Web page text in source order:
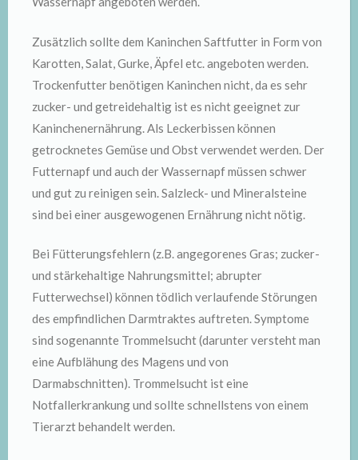
Zusätzlich sollte dem Kaninchen Saftfutter in Form von
Karotten, Salat, Gurke, Äpfel etc. angeboten werden.
Trockenfutter benötigen Kaninchen nicht, da es sehr
zucker- und getreidehaltig ist es nicht geeignet zur
Kaninchenernährung. Als Leckerbissen können
getrocknetes Gemüse und Obst verwendet werden. Der
Futternapf und auch der Wassernapf müssen schwer
und gut zu reinigen sein. Salzleck- und Mineralsteine
sind bei einer ausgewogenen Ernährung nicht nötig.
Bei Fütterungsfehlern (z.B. angegorenes Gras; zucker-
und stärkehaltige Nahrungsmittel; abrupter
Futterwechsel) können tödlich verlaufende Störungen
des empfindlichen Darmtraktes auftreten. Symptome
sind sogenannte Trommelsucht (darunter versteht man
eine Aufblähung des Magens und von
Darmabschnitten). Trommelsucht ist eine
Notfallerkrankung und sollte schnellstens von einem
Tierarzt behandelt werden.